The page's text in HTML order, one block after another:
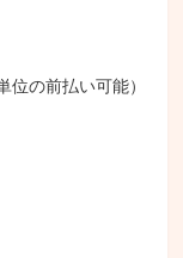
位の前払い可能）